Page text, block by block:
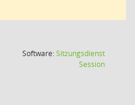
Software:Sitzungsdienst
Session(Wird in